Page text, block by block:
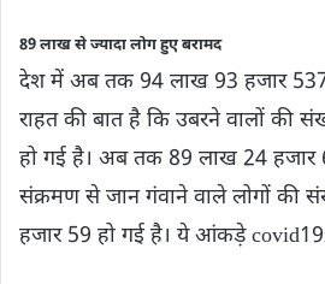
89 लाख से ज्यादा लोग हुए बरामद
देश में अब तक 94 लाख 93 हजार
राहत की बात है कि उबरने वालों की
हो गई है। अब तक 89 लाख 24 हजार
संक्रमण से जान गंवाने वाले लोगों की
हजार 59 हो गई है। ये आंकड़े